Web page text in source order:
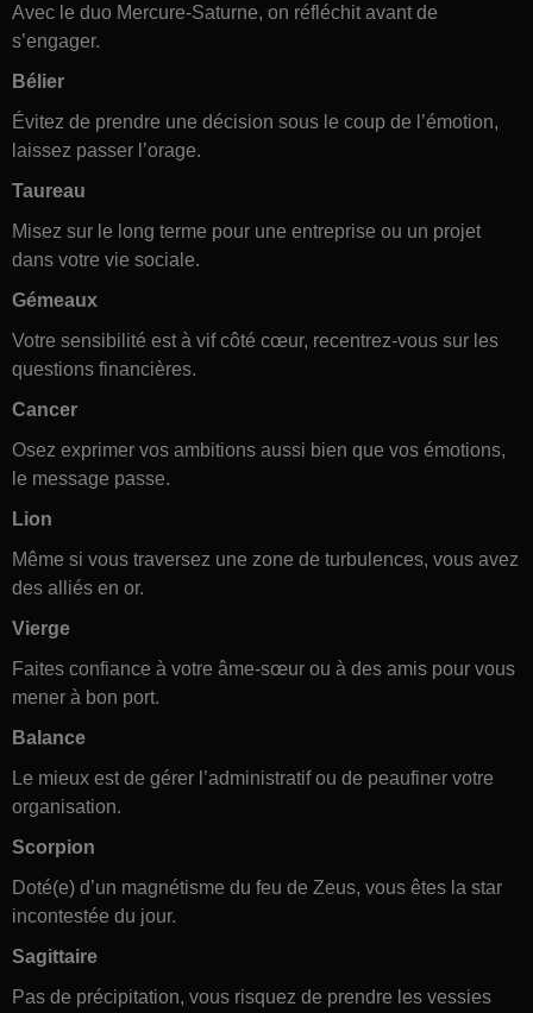
Avec le duo Mercure-Saturne, on réfléchit avant de
s’engager.
Bélier
Évitez de prendre une décision sous le coup de l’émotion,
laissez passer l’orage.
Taureau
Misez sur le long terme pour une entreprise ou un projet
dans votre vie sociale.
Gémeaux
Votre sensibilité est à vif côté cœur, recentrez-vous sur les
questions financières.
Cancer
Osez exprimer vos ambitions aussi bien que vos émotions,
le message passe.
Lion
Même si vous traversez une zone de turbulences, vous avez
des alliés en or.
Vierge
Faites confiance à votre âme-sœur ou à des amis pour vous
mener à bon port.
Balance
Le mieux est de gérer l’administratif ou de peaufiner votre
organisation.
Scorpion
Doté(e) d’un magnétisme du feu de Zeus, vous êtes la star
incontestée du jour.
Sagittaire
Pas de précipitation, vous risquez de prendre les vessies